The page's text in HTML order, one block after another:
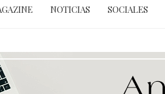
NOTICIAS SOCIALES